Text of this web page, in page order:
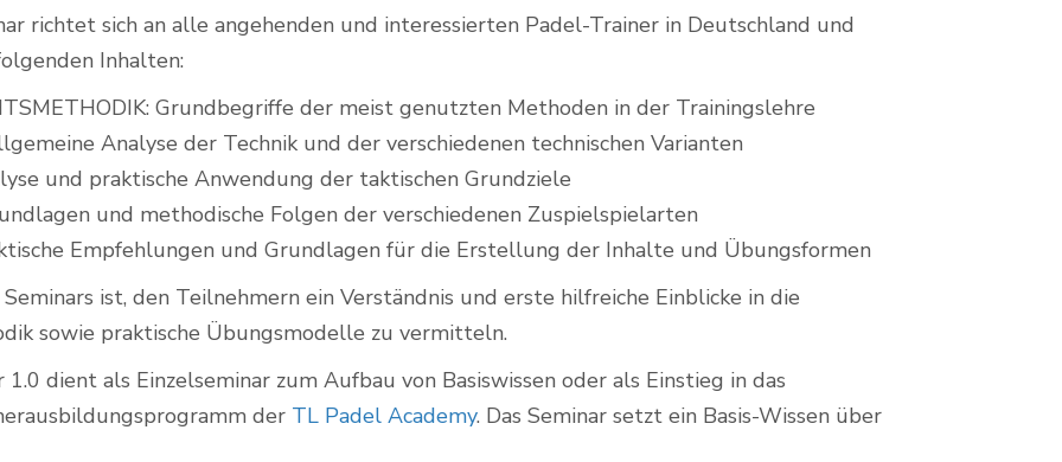
richtet sich an alle angehenden und interessierten Padel-Trainer in Deutschland und
Inhalten:
Grundbegriffe der meist genutzten Methoden in der Trainingslehre
Analyse der Technik und der verschiedenen technischen Varianten
und praktische Anwendung der taktischen Grundziele
und methodische Folgen der verschiedenen Zuspielspielarten
Empfehlungen und Grundlagen für die Erstellung der Inhalte und Übungsformen
ist, den Teilnehmern ein Verständnis und erste hilfreiche Einblicke in die
sowie praktische Übungsmodelle zu vermitteln.
1.0 dient als Einzelseminar zum Aufbau von Basiswissen oder als Einstieg in das
der TL Padel Academy. Das Seminar setzt ein Basis-Wissen über